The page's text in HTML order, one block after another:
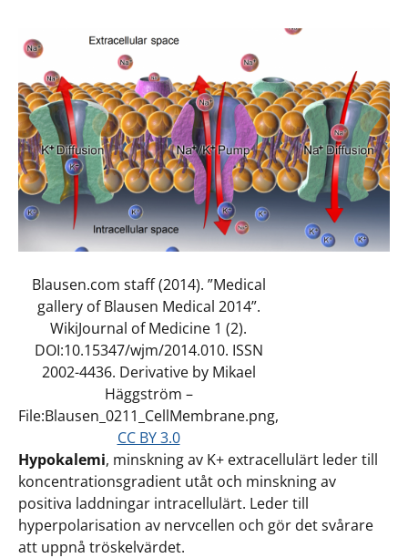
Blausen.com staff (2014). ”Medical
gallery of Blausen Medical 2014”.
WikiJournal of Medicine 1 (2).
DOI:10.15347/wjm/2014.010. ISSN
2002-4436. Derivative by Mikael
Häggström –
File:Blausen_0211_CellMembrane.png,
CC BY 3.0
Hypokalemi, minskning av K+ extracellulärt leder till
koncentrationsgradient utåt och minskning av
positiva laddningar intracellulärt. Leder till
hyperpolarisation av nervcellen och gör det svårare
att uppnå tröskelvärdet.